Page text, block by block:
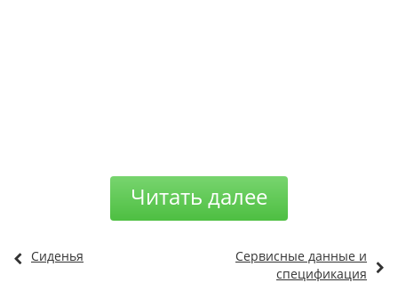
Читать далее
Сиденья
Сервисные данные и
спецификация